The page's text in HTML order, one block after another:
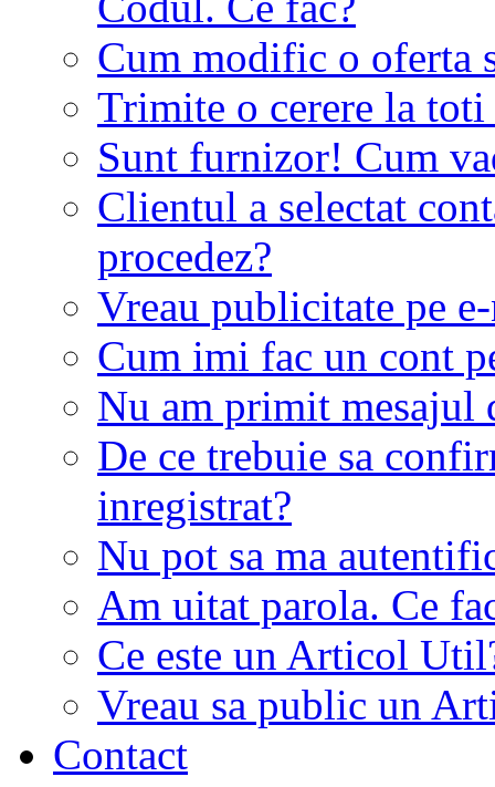
Cum modific o oferta
Trimite o cerere la
Sunt furnizor! Cum
Clientul a selectat
procedez?
Vreau publicitate pe
Cum imi fac un cont
Nu am primit mesajul
De ce trebuie sa
inregistrat?
Nu pot sa ma
Am uitat parola. Ce
Ce este un Articol
Vreau sa public un
Contact